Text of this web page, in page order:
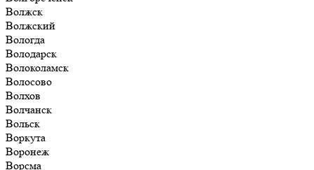
Волжск
Волжский
Вологда
Володарск
Волоколамск
Волосово
Волхов
Волчанск
Вольск
Воркута
Воронеж
Ворсма